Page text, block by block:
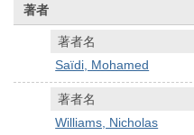
著者
著者名
Saïdi, Mohamed
著者名
Williams, Nicholas